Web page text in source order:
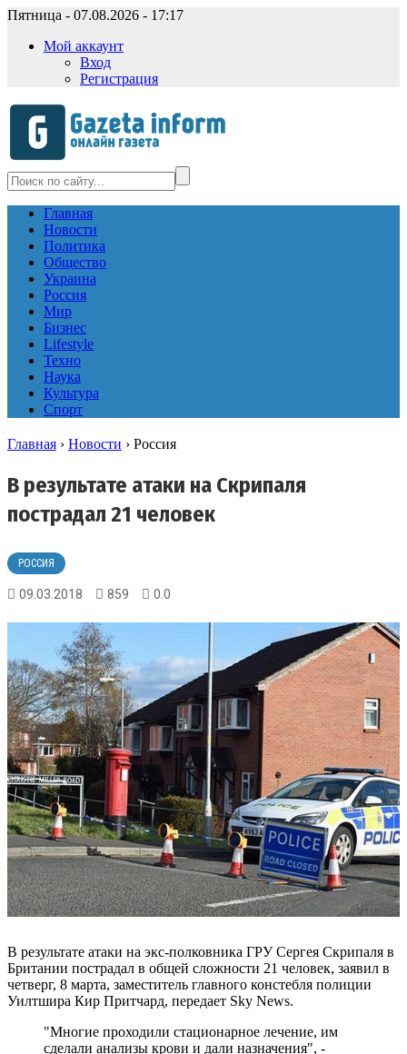
Пятница - 07.08.2026 - 17:17
Мой аккаунт
Вход
Регистрация
Главная
Новости
Политика
Общество
Украина
Россия
Мир
Бизнес
Lifestyle
Техно
Наука
Культура
Спорт
Главная › Новости › Россия
В результате атаки на Скрипаля
пострадал 21 человек
РОССИЯ
09.03.2018 859 0.0
В результате атаки на экс-полковника ГРУ Сергея Скрипаля в
Британии пострадал в общей сложности 21 человек, заявил в
четверг, 8 марта, заместитель главного констебля полиции
Уилтшира Кир Притчард, передает Sky News.
"Многие проходили стационарное лечение, им
сделали анализы крови и дали назначения", -